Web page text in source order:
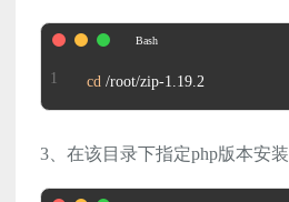
cd /root/zip-1.19.2
3、在该目录下指定php版本安装